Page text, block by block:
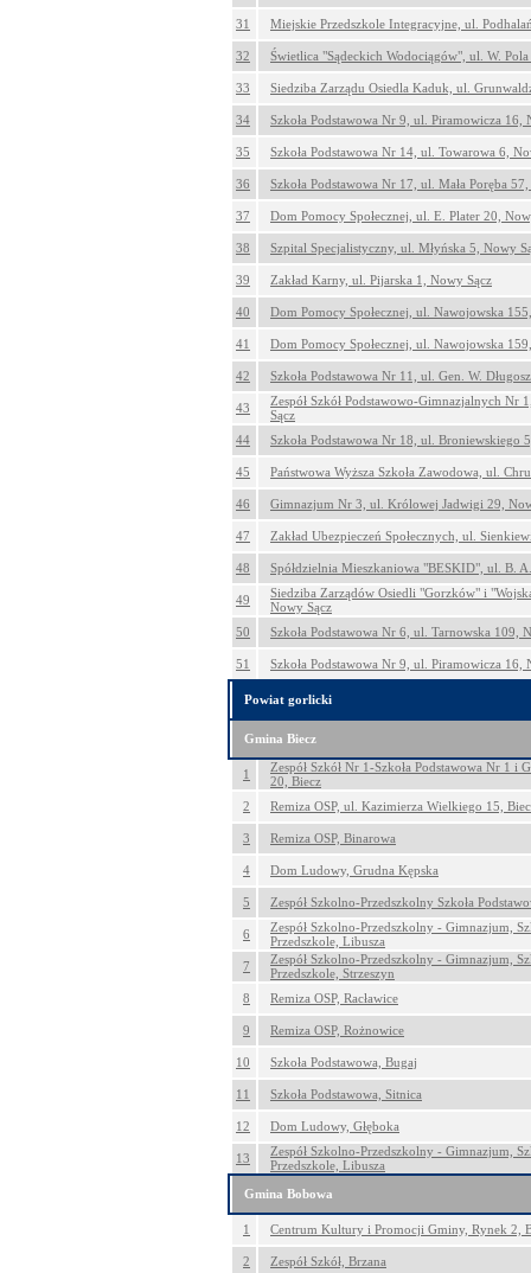
31 Miejskie Przedszkole Integracyjne, ul.
32 Świetlica "Sądeckich Wodociągów", ul. W.
33 Siedziba Zarządu Osiedla Kaduk, ul.
34 Szkoła Podstawowa Nr 9, ul. Piramowicza 16,
35 Szkoła Podstawowa Nr 14, ul. Towarowa 6,
36 Szkoła Podstawowa Nr 17, ul. Mała Poręba
37 Dom Pomocy Społecznej, ul. E. Plater 20,
38 Szpital Specjalistyczny, ul. Młyńska 5, Nowy
39 Zakład Karny, ul. Pijarska 1, Nowy Sącz
40 Dom Pomocy Społecznej, ul. Nawojowska
41 Dom Pomocy Społecznej, ul. Nawojowska
42 Szkoła Podstawowa Nr 11, ul. Gen. W.
43
Zespół Szkół Podstawowo-Gimnazjalnych Nr
Sącz
44
Szkoła Podstawowa Nr 18, ul. Broniewskiego
45 Państwowa Wyższa Szkoła Zawodowa, ul.
46 Gimnazjum Nr 3, ul. Królowej Jadwigi 29,
47 Zakład Ubezpieczeń Społecznych, ul.
48 Spółdzielnia Mieszkaniowa "BESKID", ul. B.
49
Siedziba Zarządów Osiedli "Gorzków" i
Nowy Sącz
50
Szkoła Podstawowa Nr 6, ul. Tarnowska 109,
51 Szkoła Podstawowa Nr 9, ul. Piramowicza 16,
Powiat gorlicki
Gmina Biecz
1
Zespół Szkół Nr 1-Szkoła Podstawowa Nr 1
20, Biecz
2
Remiza OSP, ul. Kazimierza Wielkiego 15,
3 Remiza OSP, Binarowa
4 Dom Ludowy, Grudna Kępska
5 Zespół Szkolno-Przedszkolny Szkoła
6
Zespół Szkolno-Przedszkolny - Gimnazjum,
Przedszkole, Libusza
7
Zespół Szkolno-Przedszkolny - Gimnazjum,
Przedszkole, Strzeszyn
8
Remiza OSP, Racławice
9 Remiza OSP, Rożnowice
10 Szkoła Podstawowa, Bugaj
11 Szkoła Podstawowa, Sitnica
12 Dom Ludowy, Głęboka
13
Zespół Szkolno-Przedszkolny - Gimnazjum,
Przedszkole, Libusza
Gmina Bobowa
1 Centrum Kultury i Promocji Gminy, Rynek 2,
2 Zespół Szkół, Brzana